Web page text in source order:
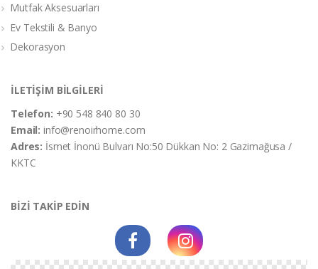
Mutfak Aksesuarları
Ev Tekstili & Banyo
Dekorasyon
İLETİŞİM BİLGİLERİ
Telefon: +90 548 840 80 30
Email:info@renoirhome.com
Adres: İsmet İnonü Bulvarı No:50 Dükkan No: 2 Gazimağusa /
KKTC
BİZİ TAKİP EDİN